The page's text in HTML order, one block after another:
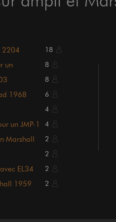
2204 18
un
8
8
1968
6
4
un JMP-1 4
Marshall
2
2
EL34 2
1959 2